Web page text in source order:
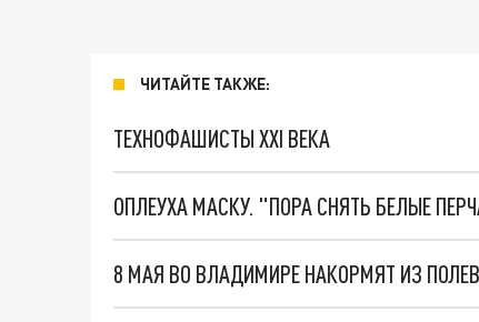
ЧИТАЙТЕ ТАКЖЕ:
ТЕХНОФАШИСТЫ XXI ВЕКА
ОПЛЕУХА МАСКУ. "ПОРА СНЯТЬ БЕЛЫЕ